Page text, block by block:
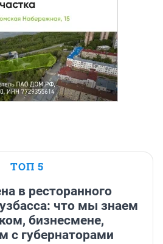
ТОП 5
в ресторанного
что мы знаем
бизнесмене,
с губернаторами